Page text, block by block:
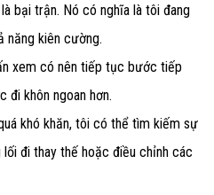
bại trận. Nó có nghĩa là tôi đang
năng kiên cường.
xem có nên tiếp tục bước tiếp
đi khôn ngoan hơn.
khó khăn, tôi có thể tìm kiếm sự
đi thay thế hoặc điều chỉnh các